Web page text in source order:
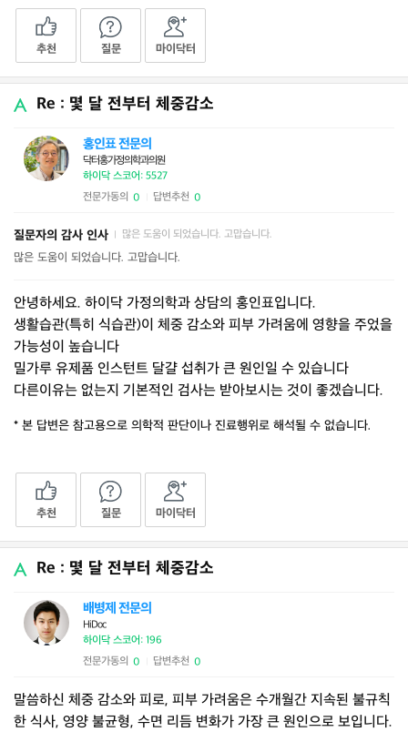
추천 질문 마이닥터
Re : 몇 달 전부터 체중감소
홍인표 전문의
닥터홍가정의학과의원
하이닥 스코어: 5527
전문가동의 0 답변추천 0
질문자의 감사 인사 많은 도움이 되었습니다. 고맙습니다.
많은 도움이 되었습니다. 고맙습니다.
안녕하세요. 하이닥 가정의학과 상담의 홍인표입니다.
생활습관(특히 식습관)이 체중 감소와 피부 가려움에 영향을 주었을
가능성이 높습니다
밀가루 유제품 인스턴트 달걀 섭취가 큰 원인일 수 있습니다
다른이유는 없는지 기본적인 검사는 받아보시는 것이 좋겠습니다.
* 본 답변은 참고용으로 의학적 판단이나 진료행위로 해석될 수 없습니다.
추천 질문 마이닥터
Re : 몇 달 전부터 체중감소
배병제 전문의
HiDoc
하이닥 스코어: 196
전문가동의 0 답변추천 0
말씀하신 체중 감소와 피로, 피부 가려움은 수개월간 지속된 불규칙
한 식사, 영양 불균형, 수면 리듬 변화가 가장 큰 원인으로 보입니다.